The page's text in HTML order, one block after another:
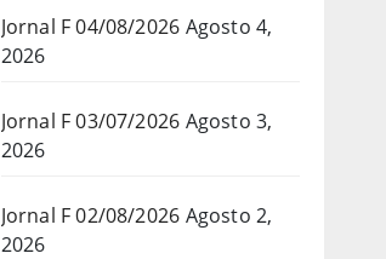
Jornal F 04/08/2026 Agosto 4,
2026
Jornal F 03/07/2026 Agosto 3,
2026
Jornal F 02/08/2026 Agosto 2,
2026